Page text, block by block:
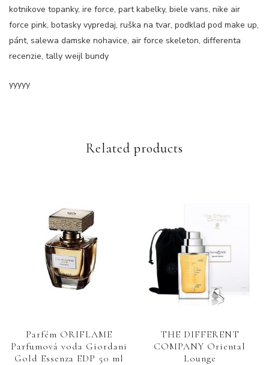
kotnikove topanky, ire force, part kabelky, biele vans, nike air
force pink, botasky vypredaj, ruška na tvar, podklad pod make up,
pánt, salewa damske nohavice, air force skeleton, differenta
recenzie, tally weijl bundy
yyyyy
Related products
Parfém ORIFLAME
Parfumová voda Giordani
Gold Essenza EDP 50 ml
THE DIFFERENT
COMPANY Oriental
Lounge